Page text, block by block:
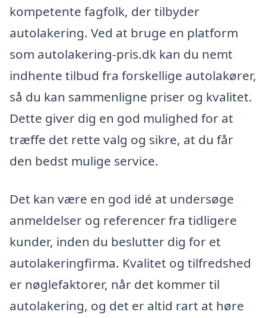
kompetente fagfolk, der tilbyder
autolakering. Ved at bruge en platform
som autolakering-pris.dk kan du nemt
indhente tilbud fra forskellige autolakører,
så du kan sammenligne priser og kvalitet.
Dette giver dig en god mulighed for at
træffe det rette valg og sikre, at du får
den bedst mulige service.
Det kan være en god idé at undersøge
anmeldelser og referencer fra tidligere
kunder, inden du beslutter dig for et
autolakeringfirma. Kvalitet og tilfredshed
er nøglefaktorer, når det kommer til
autolakering, og det er altid rart at høre